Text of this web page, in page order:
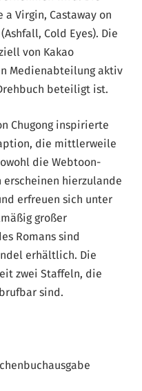
a Virgin, Castaway on
Cold Eyes). Die
von Kakao
Medienabteilung aktiv
beteiligt ist.
Chugong inspirierte
die mittlerweile
die Webtoon-
erscheinen hierzulande
erfreuen sich unter
großer
Romans sind
erhältlich. Die
zwei Staffeln, die
sind.